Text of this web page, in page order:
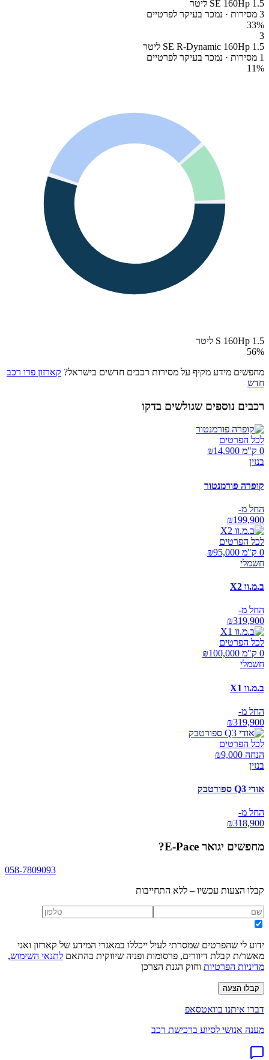
SE 160Hp 1.5 ליטר
3 מסירות · נמכר בעיקר לפרטיים
33%
3
SE R-Dynamic 160Hp 1.5 ליטר
1 מסירות · נמכר בעיקר לפרטיים
11%
S 160Hp 1.5 ליטר
56%
מחפשים מידע מקיף על מסירות רכבים חדשים בישראל? קארזון פרו רכב
חדש
רכבים נוספים שגולשים בדקו
לכל הפרטים
0 ק"מ ₪
14,900
בנזין
קופרה פורמנטור
החל מ-
₪199,900
לכל הפרטים
0 ק"מ ₪
95,000
חשמלי
ב.מ.וו X2
החל מ-
₪319,900
לכל הפרטים
0 ק"מ ₪
100,000
חשמלי
ב.מ.וו X1
החל מ-
₪319,900
לכל הפרטים
הנחה ₪ 9,000
בנזין
אודי Q3 ספורטבק
החל מ-
₪318,900
מחפשים יגואר E-Pace ?
058-7809093
קבלו הצעות עכשיו – ללא התחייבות
ידוע לי שהפרטים שמסרתי לעיל ייכללו במאגרי המידע של קארזון ואני
מאשר/ת קבלת דיוורים, פרסומות ופניה שיווקית בהתאם לתנאי השימוש,
מדיניות הפרטיות וחוק הגנת הצרכן
קבלו הצעה
דברו איתנו בוואטסאפ
מענה אנושי לסיוע ברכישת רכב